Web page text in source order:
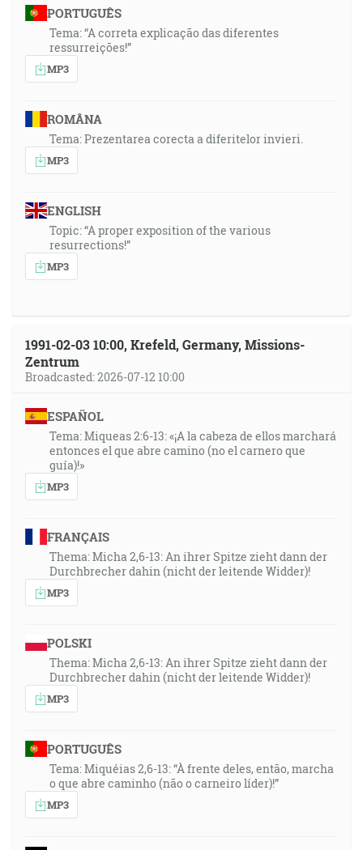
PORTUGUÊS
Tema: “A correta explicação das diferentes
ressurreições!”
MP3
ROMÂNA
Tema: Prezentarea corecta a diferitelor invieri.
MP3
ENGLISH
Topic: “A proper exposition of the various
resurrections!”
MP3
1991-02-03 10:00, Krefeld, Germany, Missions-
Zentrum
Broadcasted: 2026-07-12 10:00
ESPAÑOL
Tema: Miqueas 2:6-13: «¡A la cabeza de ellos marchará
entonces el que abre camino (no el carnero que
guía)!»
MP3
FRANÇAIS
Thema: Micha 2,6-13: An ihrer Spitze zieht dann der
Durchbrecher dahin (nicht der leitende Widder)!
MP3
POLSKI
Thema: Micha 2,6-13: An ihrer Spitze zieht dann der
Durchbrecher dahin (nicht der leitende Widder)!
MP3
PORTUGUÊS
Tema: Miquéias 2,6-13: “À frente deles, então, marcha
o que abre caminho (não o carneiro líder)!”
MP3